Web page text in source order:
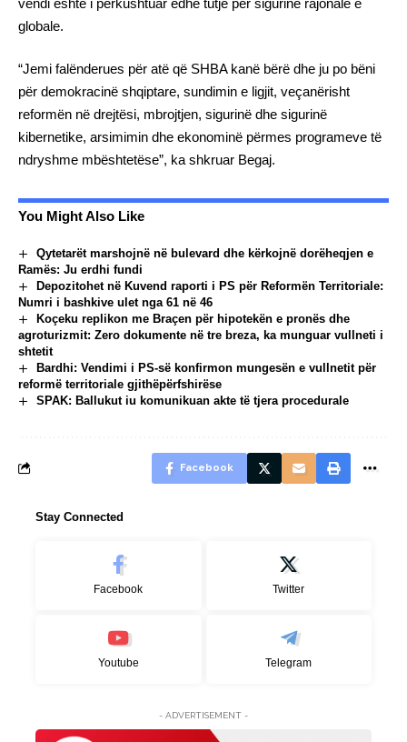
globale.
“Jemi falënderues për atë që SHBA kanë bërë dhe ju po bëni
për demokracinë shqiptare, sundimin e ligjit, veçanërisht
reformën në drejtësi, mbrojtjen, sigurinë dhe sigurinë
kibernetike, arsimimin dhe ekonominë përmes programeve të
ndryshme mbështetëse”, ka shkruar Begaj.
You Might Also Like
Qytetarët marshojnë në bulevard dhe kërkojnë dorëheqjen e
Ramës: Ju erdhi fundi
Depozitohet në Kuvend raporti i PS për Reformën Territoriale:
Numri i bashkive ulet nga 61 në 46
Koçeku replikon me Braçen për hipotekën e pronës dhe
agroturizmit: Zero dokumente në tre breza, ka munguar vullneti i
shtetit
Bardhi: Vendimi i PS-së konfirmon mungesën e vullnetit për
reformë territoriale gjithëpërfshirëse
SPAK: Ballukut iu komunikuan akte të tjera procedurale
Facebook
Stay Connected
Facebook Twitter
Youtube Telegram
- ADVERTISEMENT -